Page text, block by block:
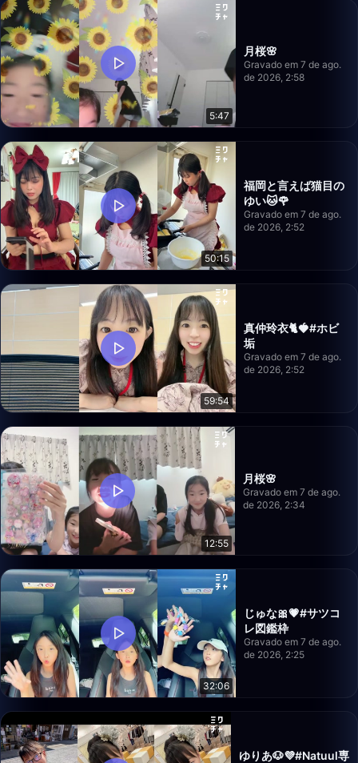
5:47
月桜🌸
Gravado em 7 de ago.
de 2026, 2:58
50:15
福岡と言えば猫目の
ゆい🐱🌹
Gravado em 7 de ago.
de 2026, 2:52
59:54
真仲玲衣🐈🍓#ホビ
垢
Gravado em 7 de ago.
de 2026, 2:52
12:55
月桜🌸
Gravado em 7 de ago.
de 2026, 2:34
32:06
じゅな🎀💗#サツコ
レ図鑑枠
Gravado em 7 de ago.
de 2026, 2:25
ゆりあ🐶💜#Natuul専